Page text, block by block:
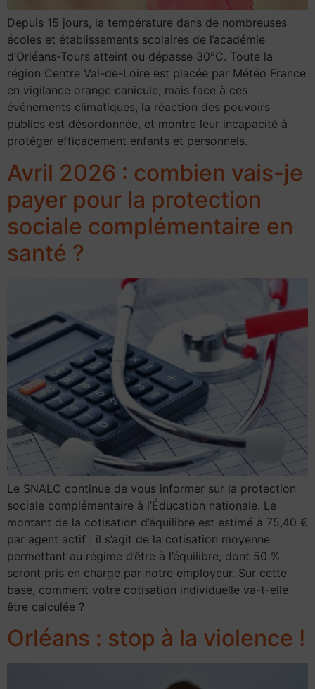
Depuis 15 jours, la température dans de nombreuses
écoles et établissements scolaires de l’académie
d’Orléans-Tours atteint ou dépasse 30°C. Toute la
région Centre Val-de-Loire est placée par Météo France
en vigilance orange canicule, mais face à ces
événements climatiques, la réaction des pouvoirs
publics est désordonnée, et montre leur incapacité à
protéger efficacement enfants et personnels.
Avril 2026 : combien vais-je
payer pour la protection
sociale complémentaire en
santé ?
Le SNALC continue de vous informer sur la protection
sociale complémentaire à l’Éducation nationale. Le
montant de la cotisation d’équilibre est estimé à 75,40 €
par agent actif : il s’agit de la cotisation moyenne
permettant au régime d’être à l’équilibre, dont 50 %
seront pris en charge par notre employeur. Sur cette
base, comment votre cotisation individuelle va-t-elle
être calculée ?
Orléans : stop à la violence !